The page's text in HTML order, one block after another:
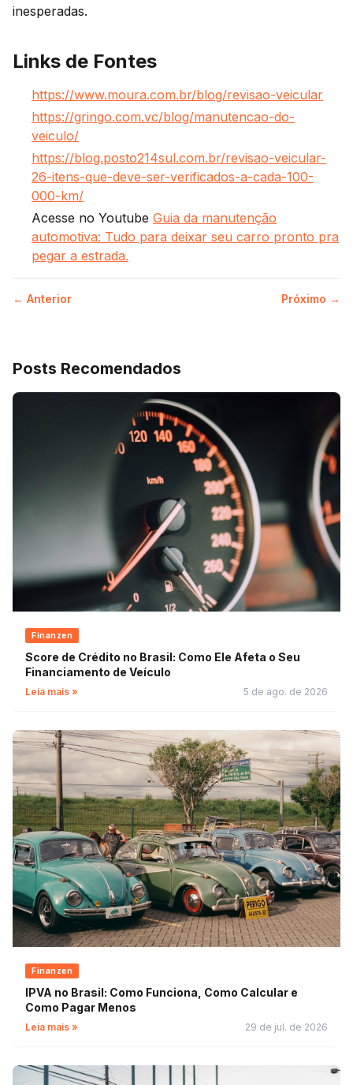
inesperadas.
Links de Fontes
https://www.moura.com.br/blog/revisao-veicular
https://gringo.com.vc/blog/manutencao-do-
veiculo/
https://blog.posto214sul.com.br/revisao-veicular-
26-itens-que-deve-ser-verificados-a-cada-100-
000-km/
Acesse no Youtube Guia da manutenção
automotiva: Tudo para deixar seu carro pronto pra
pegar a estrada.
← Anterior Próximo →
Posts Recomendados
Finanzen
Score de Crédito no Brasil: Como Ele Afeta o Seu
Financiamento de Veículo
Leia mais » 5 de ago. de 2026
Finanzen
IPVA no Brasil: Como Funciona, Como Calcular e
Como Pagar Menos
Leia mais » 29 de jul. de 2026